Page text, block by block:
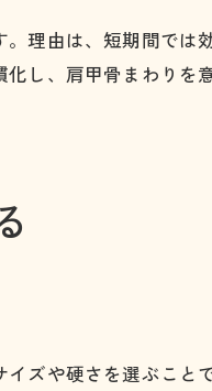
説
ア
順
用
役割
理由は、短期間では
し、肩甲骨まわりを
ズや硬さを選ぶこと